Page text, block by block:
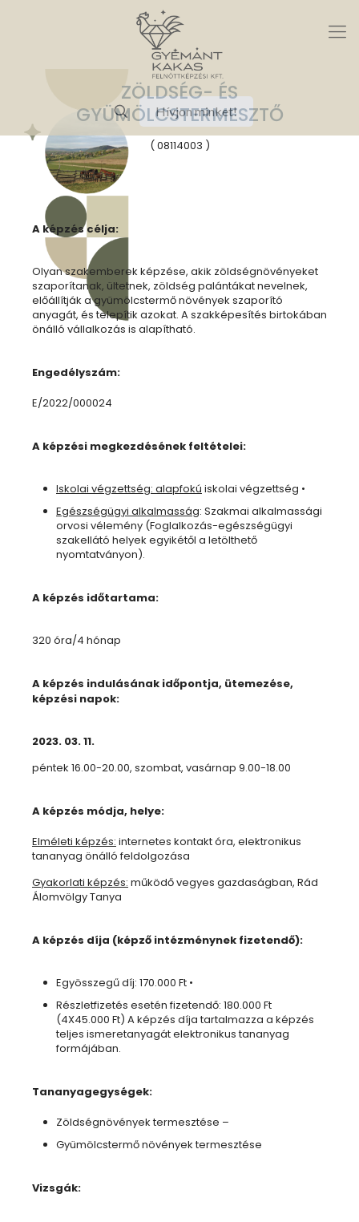
Hívjon minket!
ZÖLDSÉG- ÉS
GYÜMÖLCSTERMESZTŐ
( 08114003 )
A képzés célja:
Olyan szakemberek képzése, akik zöldségnövényeket
szaporítanak, ültetnek, zöldség palántákat nevelnek,
előállítják a gyümölcstermő növények szaporító
anyagát, és telepítik azokat. A szakképesítés birtokában
önálló vállalkozás is alapítható.
Engedélyszám:
E/2022/000024
A képzési megkezdésének feltételei:
Iskolai végzettség: alapfokú iskolai végzettség •
Egészségügyi alkalmasság: Szakmai alkalmassági
orvosi vélemény (Foglalkozás-egészségügyi
szakellátó helyek egyikétől a letölthető
nyomtatványon).
A képzés időtartama:
320 óra/4 hónap
A képzés indulásának időpontja, ütemezése,
képzési napok:
2023. 03. 11.
péntek 16.00-20.00, szombat, vasárnap 9.00-18.00
A képzés módja, helye:
Elméleti képzés: internetes kontakt óra, elektronikus
tananyag önálló feldolgozása
Gyakorlati képzés: működő vegyes gazdaságban, Rád
Álomvölgy Tanya
A képzés díja (képző intézménynek fizetendő):
Egyösszegű díj: 170.000 Ft •
Részletfizetés esetén fizetendő: 180.000 Ft
(4X45.000 Ft) A képzés díja tartalmazza a képzés
teljes ismeretanyagát elektronikus tananyag
formájában.
Tananyagegységek:
Zöldségnövények termesztése –
Gyümölcstermő növények termesztése
Vizsgák: